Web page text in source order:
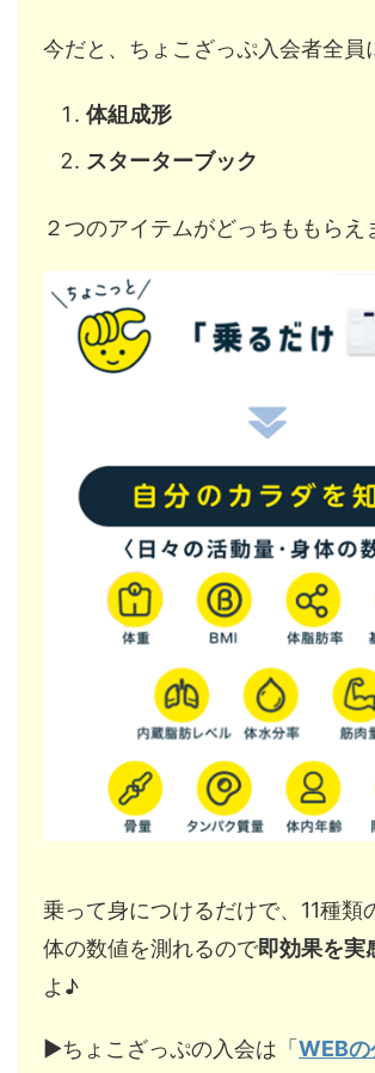
今だと、ちょこざっぷ入会者全員
体組成形
スターターブック
２つのアイテムがどっちももらえ
乗って身につけるだけで、11種類
体の数値を測れるので即効果を実
よ♪
▶︎ちょこざっぷの入会は「 WEBの